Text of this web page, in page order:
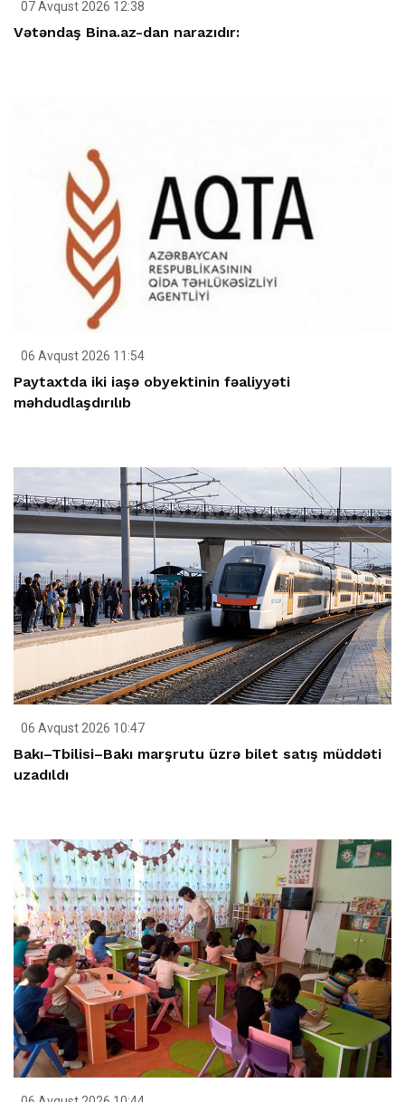
07 Avqust 2026 12:38
Vətəndaş Bina.az-dan narazıdır:
06 Avqust 2026 11:54
Paytaxtda iki iaşə obyektinin fəaliyyəti
məhdudlaşdırılıb
06 Avqust 2026 10:47
Bakı–Tbilisi–Bakı marşrutu üzrə bilet satış müddəti
uzadıldı